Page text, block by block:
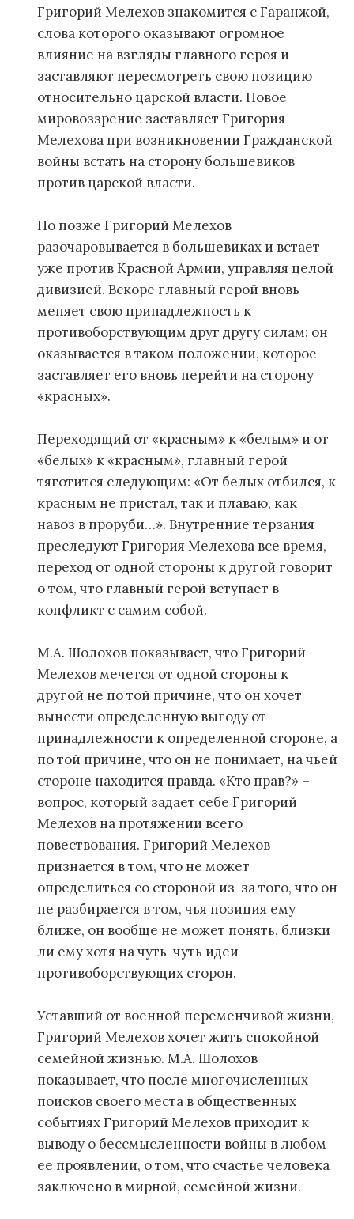
Григорий Мелехов знакомится с Гаранжой,
слова которого оказывают огромное
влияние на взгляды главного героя и
заставляют пересмотреть свою позицию
относительно царской власти. Новое
мировоззрение заставляет Григория
Мелехова при возникновении Гражданской
войны встать на сторону большевиков
против царской власти.
Но позже Григорий Мелехов
разочаровывается в большевиках и встает
уже против Красной Армии, управляя целой
дивизией. Вскоре главный герой вновь
меняет свою принадлежность к
противоборствующим друг другу силам: он
оказывается в таком положении, которое
заставляет его вновь перейти на сторону
«красных».
Переходящий от «красным» к «белым» и от
«белых» к «красным», главный герой
тяготится следующим: «От белых отбился, к
красным не пристал, так и плаваю, как
навоз в проруби…». Внутренние терзания
преследуют Григория Мелехова все время,
переход от одной стороны к другой говорит
о том, что главный герой вступает в
конфликт с самим собой.
М.А. Шолохов показывает, что Григорий
Мелехов мечется от одной стороны к
другой не по той причине, что он хочет
вынести определенную выгоду от
принадлежности к определенной стороне, а
по той причине, что он не понимает, на чьей
стороне находится правда. «Кто прав?» –
вопрос, который задает себе Григорий
Мелехов на протяжении всего
повествования. Григорий Мелехов
признается в том, что не может
определиться со стороной из-за того, что он
не разбирается в том, чья позиция ему
ближе, он вообще не может понять, близки
ли ему хотя на чуть-чуть идеи
противоборствующих сторон.
Уставший от военной переменчивой жизни,
Григорий Мелехов хочет жить спокойной
семейной жизнью. М.А. Шолохов
показывает, что после многочисленных
поисков своего места в общественных
событиях Григорий Мелехов приходит к
выводу о бессмысленности войны в любом
ее проявлении, о том, что счастье человека
заключено в мирной, семейной жизни.